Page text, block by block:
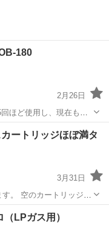
180
2月26日
たこ焼き
ートリッジほぼ満タ
3月31日
。 空のカートリッジと
内で受渡し可能な方に
LPガス用）